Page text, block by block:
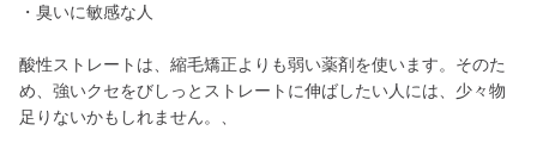
・臭いに敏感な人
酸性ストレートは、縮毛矯正よりも弱い薬剤を使います。そのた
め、強いクセをびしっとストレートに伸ばしたい人には、少々物
足りないかもしれません。、